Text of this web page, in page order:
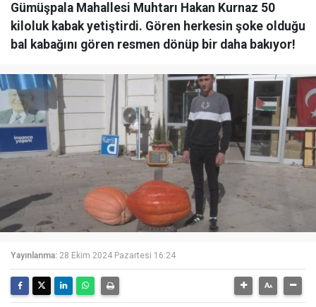
Gümüşpala Mahallesi Muhtarı Hakan Kurnaz 50
kiloluk kabak yetiştirdi. Gören herkesin şoke olduğu
bal kabağını gören resmen dönüp bir daha bakıyor!
Yayınlanma: 28 Ekim 2024 Pazartesi 16:24